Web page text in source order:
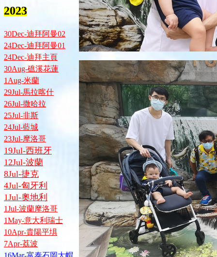
2023
30Dec-迪拜阿曼02
24Dec-迪拜阿曼01
24Dec-迪拜主頁
30Aug-礁溪花蓮
1Aug-米蘭
29Jul-馬拉喀什
26Jul-撒哈拉
25Jul-非斯
24Jul-藍城
23Jul-摩洛哥
19Jul-西班牙
12Jul-波蘭
8Jul-捷克
4Jul-匈牙利
1Jul-奧地利
1Jul-波蘭摩洛哥
1May-意大利瑞士
10Apr-貴陽平埧
7Apr-荔波
16Mar-富泰石岡大帽